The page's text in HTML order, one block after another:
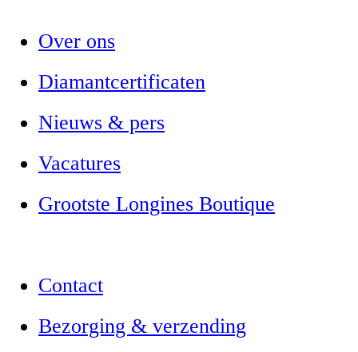
Over ons
Diamantcertificaten
Nieuws & pers
Vacatures
Grootste Longines Boutique
Contact
Bezorging & verzending